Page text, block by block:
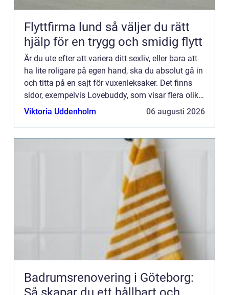
Flyttfirma lund så väljer du rätt
hjälp för en trygg och smidig flytt
Är du ute efter att variera ditt sexliv, eller bara att
ha lite roligare på egen hand, ska du absolut gå in
och titta på en sajt för vuxenleksaker. Det finns
sidor, exempelvis Lovebuddy, som visar flera olika
modeller av s...
Viktoria Uddenholm 06 augusti 2026
Badrumsrenovering i Göteborg: